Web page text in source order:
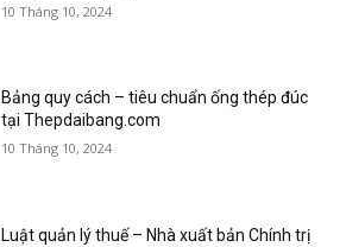
10 Tháng 10, 2024
Bảng quy cách – tiêu chuẩn ống thép đúc
tại Thepdaibang.com
10 Tháng 10, 2024
Luật quản lý thuế – Nhà xuất bản Chính trị